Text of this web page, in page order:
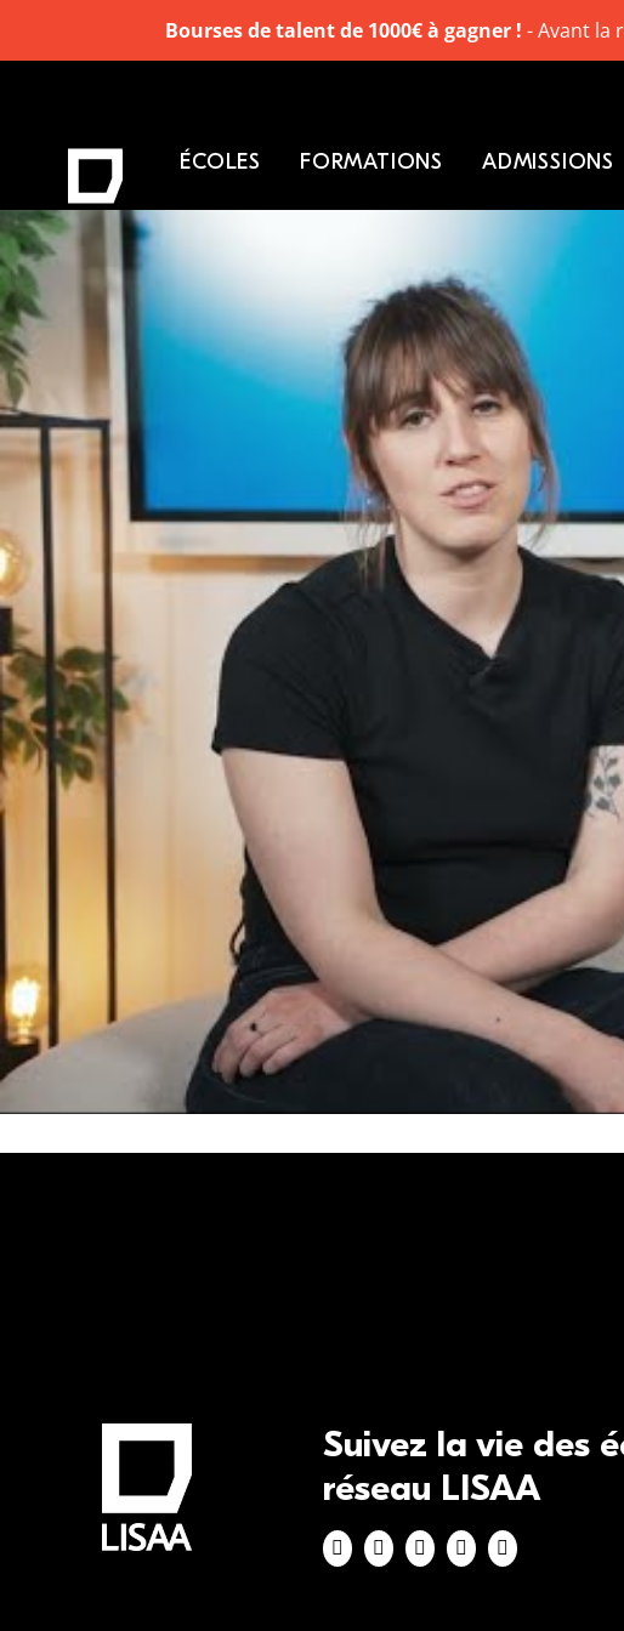
ÉCOLES FORMATIONS ADMISSIONS
Suivez la vie des
réseau LISAA
Bourses de talent de 1000€ à gagner ! - Avant la